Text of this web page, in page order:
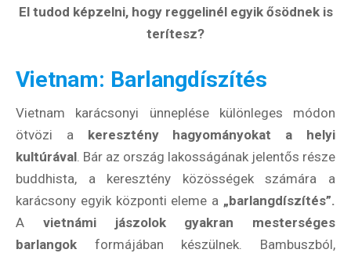
El tudod képzelni, hogy reggelinél egyik ősödnek is
terítesz?
Vietnam: Barlangdíszítés
Vietnam karácsonyi ünneplése különleges módon
ötvözi a keresztény hagyományokat a helyi
kultúrával . Bár az ország lakosságának jelentős része
buddhista, a keresztény közösségek számára a
karácsony egyik központi eleme a „barlangdíszítés”.
A vietnámi jászolok gyakran mesterséges
barlangok formájában készülnek. Bambuszból,